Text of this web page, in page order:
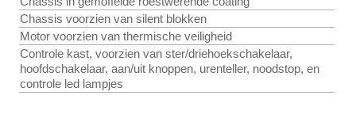
Chassis voorzien van silent blokken
Motor voorzien van thermische veiligheid
Controle kast, voorzien van ster/driehoekschakelaar,
hoofdschakelaar, aan/uit knoppen, urenteller, noodstop, en
controle led lampjes